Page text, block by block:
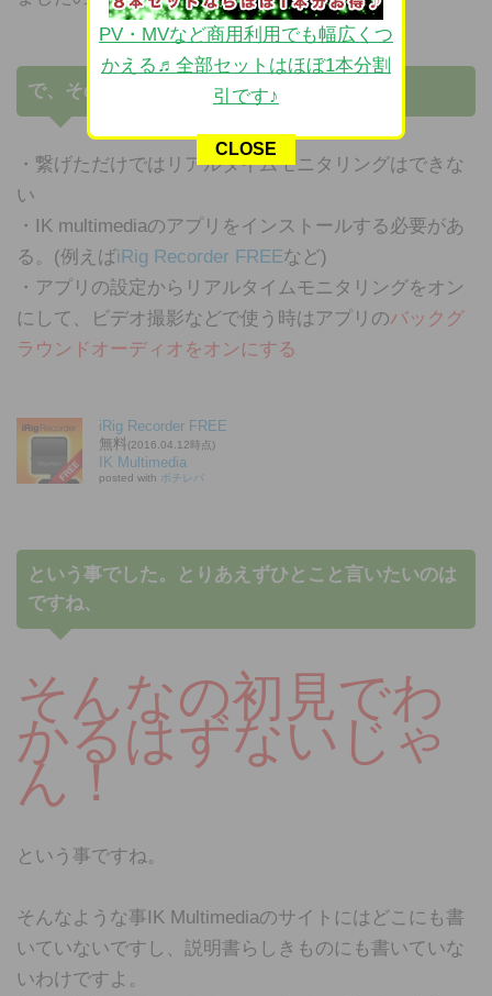
で、その内容なんですが、要は
・繋げただけではリアルタイムモニタリングはできな
い
・IK multimediaのアプリをインストールする必要があ
る。(例えばiRig Recorder FREEなど)
・アプリの設定からリアルタイムモニタリングをオン
にして、ビデオ撮影などで使う時はアプリのバックグ
ラウンドオーディオをオンにする
iRig Recorder FREE
無料(2016.04.12時点)
IK Multimedia
posted with ポチレバ
という事でした。とりあえずひとこと言いたいのは
ですね、
そんなの初見でわ
かるはずないじゃ
ん！
という事ですね。
そんなような事IK Multimediaのサイトにはどこにも書
いていないですし、説明書らしきものにも書いていな
いわけですよ。
PV・MVなど商用利用でも幅広くつ
かえる♬全部セットはほぼ1本分割
引です♪
CLOSE